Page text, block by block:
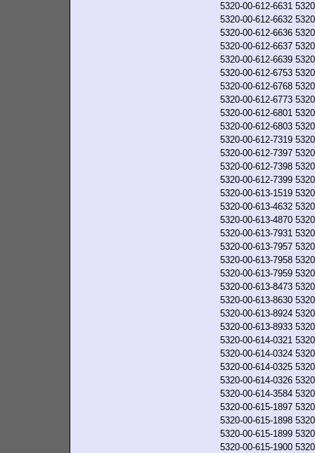
5320-00-612-6631
5320-00-612-6632
5320-00-612-6636
5320-00-612-6637
5320-00-612-6639
5320-00-612-6753
5320-00-612-6768
5320-00-612-6773
5320-00-612-6801
5320-00-612-6803
5320-00-612-7319
5320-00-612-7397
5320-00-612-7398
5320-00-612-7399
5320-00-613-1519
5320-00-613-4632
5320-00-613-4870
5320-00-613-7931
5320-00-613-7957
5320-00-613-7958
5320-00-613-7959
5320-00-613-8473
5320-00-613-8630
5320-00-613-8924
5320-00-613-8933
5320-00-614-0321
5320-00-614-0324
5320-00-614-0325
5320-00-614-0326
5320-00-614-3584
5320-00-615-1897
5320-00-615-1898
5320-00-615-1899
5320-00-615-1900